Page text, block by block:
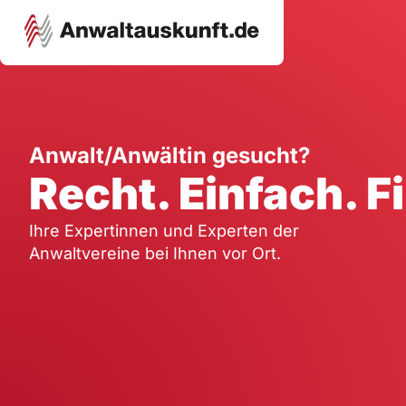
Ausbildung
Arbeitsplatz
Handwerk
Dienstleistung
Gastgewerbe
Anwalt/Anwältin gesucht?
Recht. Einfach.
Ihre Expertinnen und Experten der
Anwaltvereine bei Ihnen vor Ort.